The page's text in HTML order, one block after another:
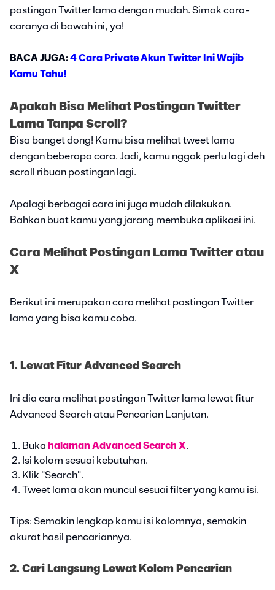
postingan Twitter lama dengan mudah. Simak cara-
caranya di bawah ini, ya!
BACA JUGA:4 Cara Private Akun Twitter Ini Wajib
Kamu Tahu!
Apakah Bisa Melihat Postingan Twitter
Lama Tanpa Scroll?
Bisa banget dong! Kamu bisa melihat tweet lama
dengan beberapa cara. Jadi, kamu nggak perlu lagi deh
scroll ribuan postingan lagi.
Apalagi berbagai cara ini juga mudah dilakukan.
Bahkan buat kamu yang jarang membuka aplikasi ini.
Cara Melihat Postingan Lama Twitter atau
X
Berikut ini merupakan cara melihat postingan Twitter
lama yang bisa kamu coba.
1. Lewat Fitur Advanced Search
Ini dia cara melihat postingan Twitter lama lewat fitur
Advanced Search atau Pencarian Lanjutan.
Buka halaman Advanced Search X.
Isi kolom sesuai kebutuhan.
Klik "Search".
Tweet lama akan muncul sesuai filter yang kamu isi.
Tips: Semakin lengkap kamu isi kolomnya, semakin
akurat hasil pencariannya.
2. Cari Langsung Lewat Kolom Pencarian